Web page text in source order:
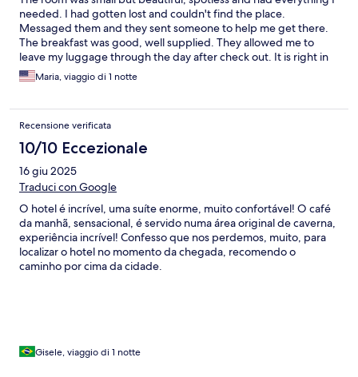
needed. I had gotten lost and couldn't find the place.
Messaged them and they sent someone to help me get there.
The breakfast was good, well supplied. They allowed me to
leave my luggage through the day after check out. It is right in
the center of the town, right where you want to be. Be aware
that there are steps up and down (as in the whole center of the
helpful.
Maria, viaggio di 1 notte
Recensione verificata
10/10 Eccezionale
16 giu 2025
Traduci con Google
O hotel é incrível, uma suíte enorme, muito confortável! O café
da manhã, sensacional, é servido numa área original de caverna,
experiência incrível! Confesso que nos perdemos, muito, para
localizar o hotel no momento da chegada, recomendo o
caminho por cima da cidade.
Gisele, viaggio di 1 notte